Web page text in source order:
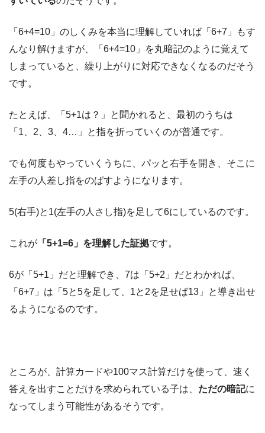
「6+4=10」のしくみを本当に理解していれば「6+7」もす
んなり解けますが、「6+4=10」を丸暗記のように覚えて
しまっていると、繰り上がりに対応できなくなるのだそう
です。
たとえば、「5+1は？」と聞かれると、最初のうちは
「1、2、3、4…」と指を折っていくのが普通です。
でも何度もやっていくうちに、パッと右手を開き、そこに
左手の人差し指をのばすようになります。
5(右手)と1(左手の人さし指)を足して6にしているのです。
これが 「5+1=6」を理解した証拠です。
6が「5+1」だと理解でき、7は「5+2」だとわかれば、
「6+7」は「5と5を足して、1と2を足せば13」と導き出せ
るようになるのです。
ところが、計算カードや100マス計算だけを使って、速く
答えを出すことだけを求められている子は、 ただの暗記に
なってしまう可能性があるそうです。